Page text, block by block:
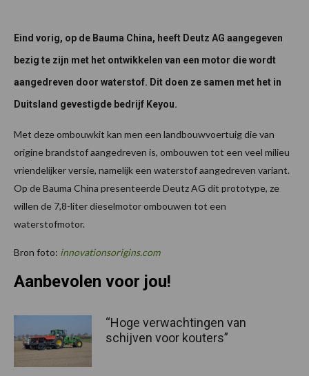
Eind vorig, op de Bauma China, heeft Deutz AG aangegeven
bezig te zijn met het ontwikkelen van een motor die wordt
aangedreven door waterstof. Dit doen ze samen met het in
Duitsland gevestigde bedrijf Keyou.
Met deze ombouwkit kan men een landbouwvoertuig die van
origine brandstof aangedreven is, ombouwen tot een veel milieu
vriendelijker versie, namelijk een waterstof aangedreven variant.
Op de Bauma China presenteerde Deutz AG dit prototype, ze
willen de 7,8-liter dieselmotor ombouwen tot een
waterstofmotor.
Bron foto: innovationsorigins.com
Aanbevolen voor jou!
“Hoge verwachtingen van
schijven voor kouters”